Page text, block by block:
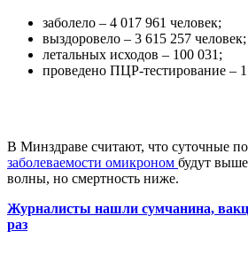
заболело – 4 017 961 человек;
выздоровело – 3 615 257 человек;
летальных исходов – 100 031;
проведено ПЦР-тестирование –
В Минздраве считают, что суточные
заболеваемости омикроном будут
волны, но смертность ниже.
Журналисты нашли сумчанина,
раз